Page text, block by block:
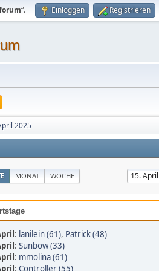
“. Einloggen Registrieren
2025
MONAT WOCHE
: lanilein (61), Patrick (48)
: Sunbow (33)
: mmolina (61)
: Controller (55)